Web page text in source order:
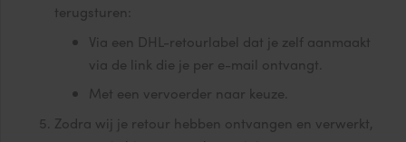
terugsturen:
Via een DHL-retourlabel dat je zelf aanmaakt
via de link die je per e-mail ontvangt.
Met een vervoerder naar keuze.
Zodra wij je retour hebben ontvangen en verwerkt,